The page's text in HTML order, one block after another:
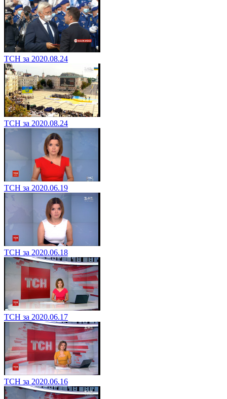
ТСН за 2020.08.24
ТСН за 2020.08.24
ТСН за 2020.06.19
ТСН за 2020.06.18
ТСН за 2020.06.17
ТСН за 2020.06.16